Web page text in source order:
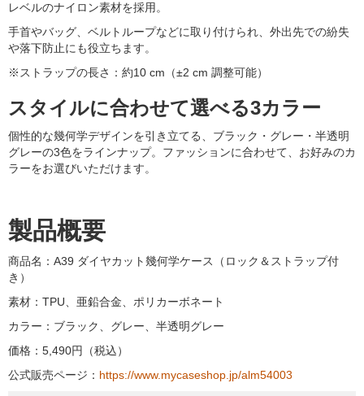
レベルのナイロン素材を採用。
手首やバッグ、ベルトループなどに取り付けられ、外出先での紛失
や落下防止にも役立ちます。
※ストラップの長さ：約10 cm（±2 cm 調整可能）
スタイルに合わせて選べる3カラー
個性的な幾何学デザインを引き立てる、ブラック・グレー・半透明
グレーの3色をラインナップ。ファッションに合わせて、お好みのカ
ラーをお選びいただけます。
製品概要
商品名：A39 ダイヤカット幾何学ケース（ロック＆ストラップ付
き）
素材：TPU、亜鉛合金、ポリカーボネート
カラー：ブラック、グレー、半透明グレー
価格：5,490円（税込）
公式販売ページ： https://www.mycaseshop.jp/alm54003